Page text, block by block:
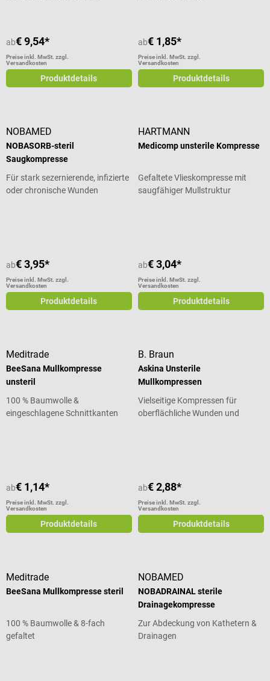
ab€ 9,54*
Preise inkl. MwSt. zzgl.
Versandkosten
Produktdetails
ab€ 1,85*
Preise inkl. MwSt. zzgl.
Versandkosten
Produktdetails
NOBAMED
NOBASORB-steril
Saugkompresse
Für stark sezernierende, infizierte
oder chronische Wunden
ab€ 3,95*
Preise inkl. MwSt. zzgl.
Versandkosten
Produktdetails
HARTMANN
Medicomp unsterile Kompresse
Gefaltete Vlieskompresse mit
saugfähiger Mullstruktur
ab€ 3,04*
Preise inkl. MwSt. zzgl.
Versandkosten
Produktdetails
Meditrade
BeeSana Mullkompresse
unsteril
100 % Baumwolle &
eingeschlagene Schnittkanten
ab€ 1,14*
Preise inkl. MwSt. zzgl.
Versandkosten
Produktdetails
B. Braun
Askina Unsterile
Mullkompressen
Vielseitige Kompressen für
oberflächliche Wunden und
ab€ 2,88*
Preise inkl. MwSt. zzgl.
Versandkosten
Produktdetails
Meditrade
BeeSana Mullkompresse steril
100 % Baumwolle & 8-fach
gefaltet
NOBAMED
NOBADRAINAL sterile
Drainagekompresse
Zur Abdeckung von Kathetern &
Drainagen